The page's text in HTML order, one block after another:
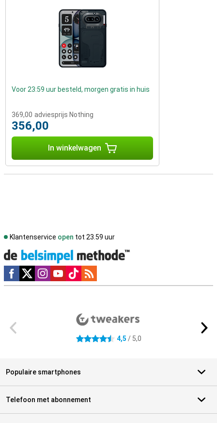
Voor 23:59 uur besteld, morgen gratis in huis
369,00 adviesprijs Nothing
356,00
In winkelwagen
Klantenservice open tot 23.59 uur
Social media
4.5 sterren 4,5 / 5,0
Populaire smartphones
Telefoon met abonnement